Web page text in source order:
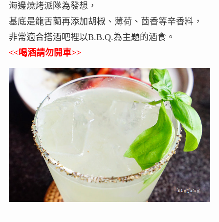
海邊燒烤派隊為發想，
基底是龍舌蘭再添加胡椒、薄荷、茴香等辛香料，
非常適合搭酒吧裡以B.B.Q.為主題的酒食。
<<喝酒請勿開車>>